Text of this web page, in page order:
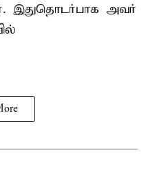
இதுதொடர்பாக அவர்